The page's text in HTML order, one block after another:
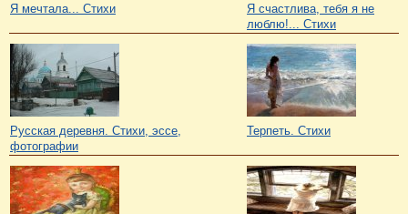
Я мечтала... Стихи
Я счастлива, тебя я не
люблю!... Стихи
Русская деревня. Стихи, эссе,
фотографии
Терпеть. Стихи